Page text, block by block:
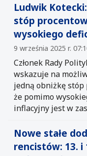
Ludwik
stóp
wysokiego
9 września 2025 r.
Członek Rady
wskazuje na
jedną obniżkę stóp
że pomimo
inflacyjny jest w
Nowe stałe
rencistów: 13. i